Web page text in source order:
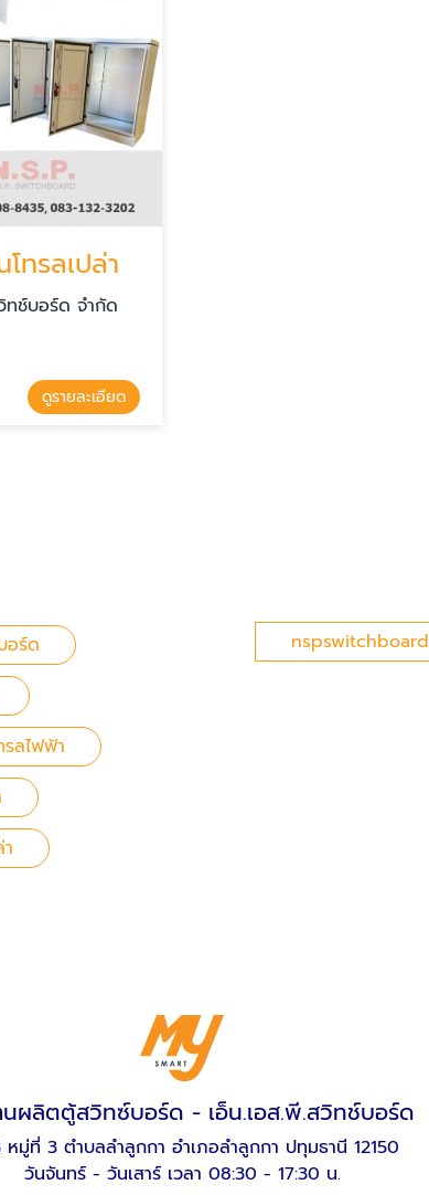
ทรลเปล่า
ทช์บอร์ด จำกัด
ดูรายละเอียด
อร์ด
ลไฟฟ้า
nspswitchboard
นผลิตตู้สวิทซ์บอร์ด - เอ็น.เอส.พี.สวิทช์บอร์ด
หมู่ที่ 3 ตำบลลำลูกกา อำเภอลำลูกกา ปทุมธานี 12150
วันจันทร์ - วันเสาร์ เวลา 08:30 - 17:30 น.